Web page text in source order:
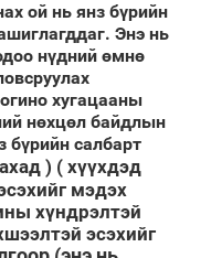
ой нь янз бүрийн
Энэ нь
нүдний өмнө
хугацааны
нөхцөл байдлын
бүрийн салбарт
) ( хүүхдэд
мэдэх
хүндрэлтэй
эсэхийг